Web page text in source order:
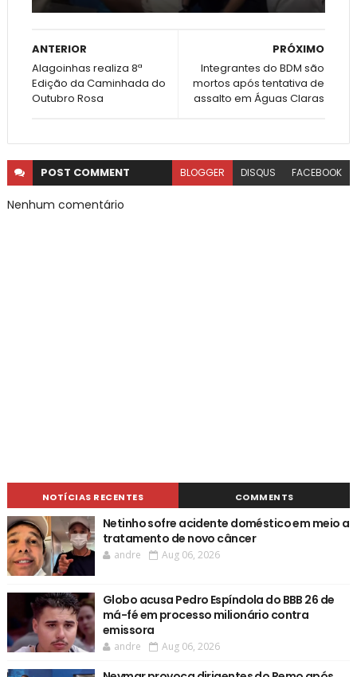
PRÓXIMO
Integrantes do BDM são
mortos após tentativa de
assalto em Águas Claras
ANTERIOR
Alagoinhas realiza 8ª
Edição da Caminhada do
Outubro Rosa
POST COMMENT BLOGGER DISQUS FACEBOOK
Nenhum comentário
NOTÍCIAS RECENTES COMMENTS
Netinho sofre acidente doméstico em meio a
tratamento de novo câncer
andre Aug 06, 2026
Globo acusa Pedro Espíndola do BBB 26 de
má-fé em processo milionário contra
emissora
andre Aug 06, 2026